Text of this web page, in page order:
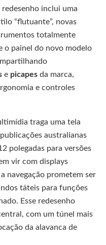
inclui uma
“flutuante”, novas
totalmente
o painel do novo modelo
e picapes da marca,
e controles
traga uma tela
australianas
polegadas para versões
vir com displays
navegação prometem ser
táteis para funções
Esse redesenho
com um túnel mais
da alavanca de